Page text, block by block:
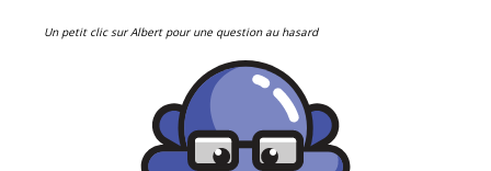
Un petit clic sur Albert pour une question au hasard